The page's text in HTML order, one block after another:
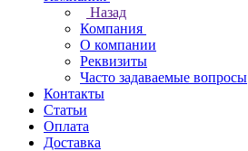
Назад
Компания
О компании
Реквизиты
Часто задаваемые вопросы
Контакты
Статьи
Оплата
Доставка